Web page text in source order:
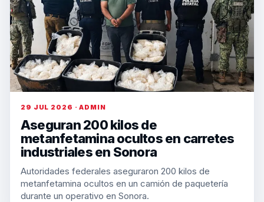
29 JUL 2026 · ADMIN
Aseguran 200 kilos de
metanfetamina ocultos en carretes
industriales en Sonora
Autoridades federales aseguraron 200 kilos de
metanfetamina ocultos en un camión de paquetería
durante un operativo en Sonora.